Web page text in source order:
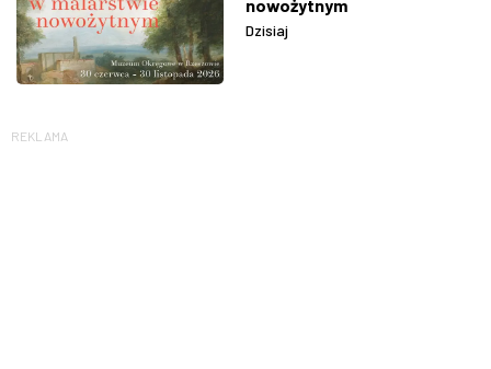
nowożytnym
Dzisiaj
REKLAMA